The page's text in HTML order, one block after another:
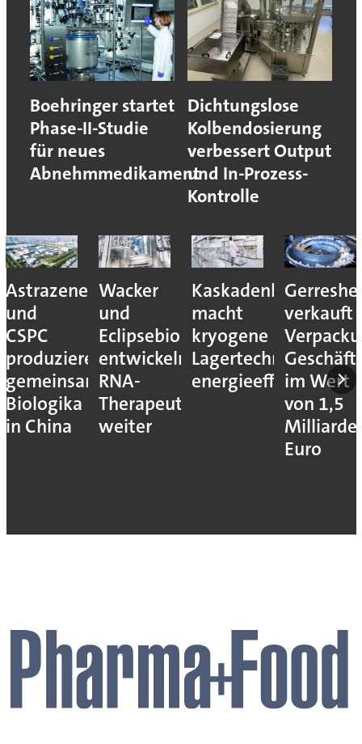
Boehringer startet
Phase-II-Studie
für neues
Abnehmmedikament
Dichtungslose
Kolbendosierung
verbessert Output
und In-Prozess-
Kontrolle
Astrazeneca
und
CSPC
produzieren
gemeinsam
Biologika
in China
Wacker
und
Eclipsebio
entwickeln
RNA-
Therapeutika
weiter
Kaskadenkonzept
macht
kryogene
Lagertechnik
energieeffizienter
verkauft
im Wert
von 1,5
Euro